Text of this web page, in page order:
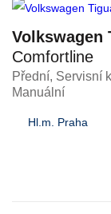
Volkswagen
Comfortline
Přední, Servisní
Manuální
Hl.m. Praha